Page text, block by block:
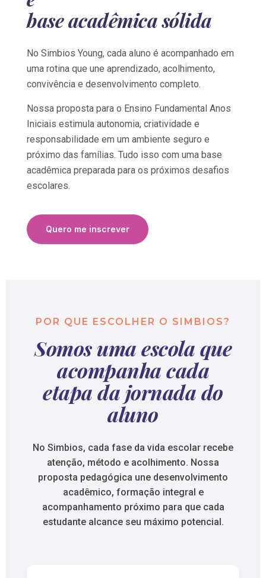
base acadêmica sólida
No Simbios Young, cada aluno é acompanhado em
uma rotina que une aprendizado, acolhimento,
convivência e desenvolvimento completo.
Nossa proposta para o Ensino Fundamental Anos
Iniciais estimula autonomia, criatividade e
responsabilidade em um ambiente seguro e
próximo das famílias. Tudo isso com uma base
acadêmica preparada para os próximos desafios
escolares.
Quero me inscrever
POR QUE ESCOLHER O SIMBIOS?
Somos uma escola que
acompanha cada
etapa da jornada do
aluno
No Simbios, cada fase da vida escolar recebe
atenção, método e acolhimento. Nossa
proposta pedagógica une desenvolvimento
acadêmico, formação integral e
acompanhamento próximo para que cada
estudante alcance seu máximo potencial.